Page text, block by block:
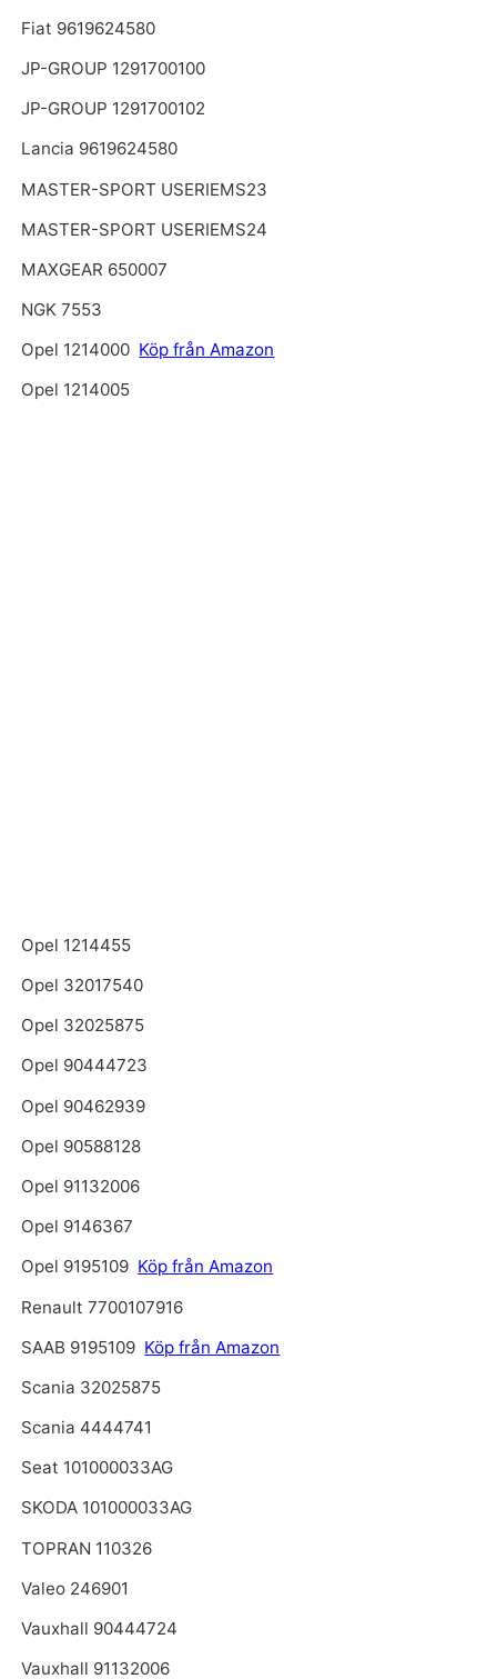
Fiat 9619624580
JP-GROUP 1291700100
JP-GROUP 1291700102
Lancia 9619624580
MASTER-SPORT USERIEMS23
MASTER-SPORT USERIEMS24
MAXGEAR 650007
NGK 7553
Opel 1214000 Köp från Amazon
Opel 1214005
Opel 1214455
Opel 32017540
Opel 32025875
Opel 90444723
Opel 90462939
Opel 90588128
Opel 91132006
Opel 9146367
Opel 9195109 Köp från Amazon
Renault 7700107916
SAAB 9195109 Köp från Amazon
Scania 32025875
Scania 4444741
Seat 101000033AG
SKODA 101000033AG
TOPRAN 110326
Valeo 246901
Vauxhall 90444724
Vauxhall 91132006